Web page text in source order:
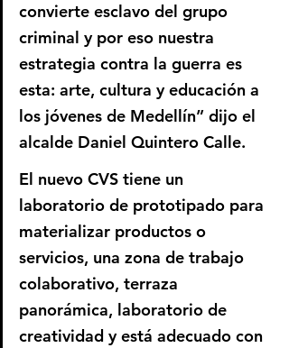
convierte esclavo del grupo
criminal y por eso nuestra
estrategia contra la guerra es
esta: arte, cultura y educación a
los jóvenes de Medellín” dijo el
alcalde Daniel Quintero Calle.
El nuevo CVS tiene un
laboratorio de prototipado para
materializar productos o
servicios, una zona de trabajo
colaborativo, terraza
panorámica, laboratorio de
creatividad y está adecuado con